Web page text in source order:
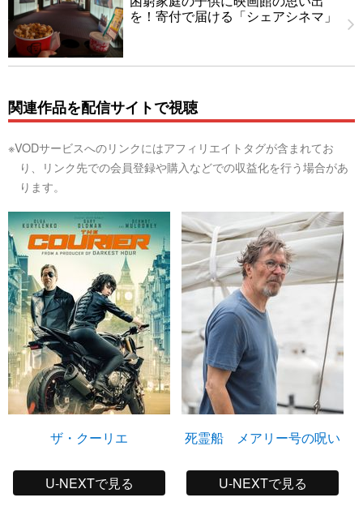
を！寄付で届ける「シェアシネマ」
関連作品を配信サイトで視聴
※VODサービスへのリンクにはアフィリエイトタグが含まれてお
り、リンク先での会員登録や購入などでの収益化を行う場合があ
ります。
ザ・クーリエ
U-NEXTで見る
死霊船 メアリー号の呪い
U-NEXTで見る